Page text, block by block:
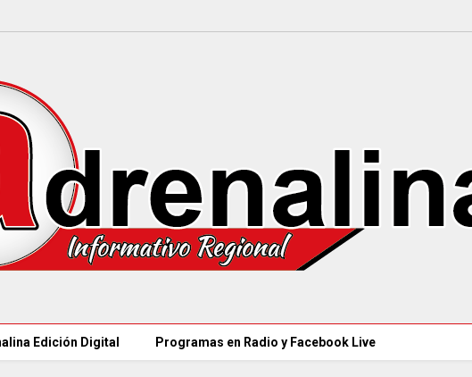
Edición Digital Programas en Radio y Facebook Live